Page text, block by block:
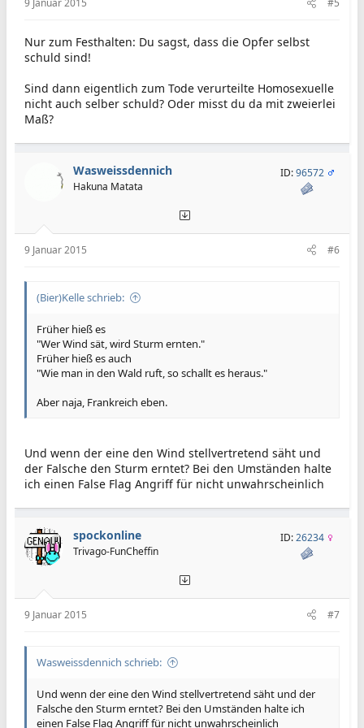
Das Magazin wollte sich nie den Mund verbieten lassen.
katholischen Kirche ausgetragen. 2006 druckte «Charlie
Hebdo» die hochumstrittenen dänischen Mohammed-
Karikaturen und legte selbst nach. Bereits im November
Sonderausgabe mit einem «Chefredakteur Mohammed» die
Redaktionsräume in Flammen aufgegangen.
Redaktionsleiter Charb sagte einmal im Interview: «Ich ziehe
dem ein islamistischer Terrorist mit einer umgehängten
Kalaschnikow auf dem Rücken zu sehen ist, der sagt: «Noch
immer kein Attentat in Frankreich, aber man hat ja noch
9 Januar 2015 #5
Nur zum Festhalten: Du sagst, dass die Opfer selbst
schuld sind!
Sind dann eigentlich zum Tode verurteilte Homosexuelle
nicht auch selber schuld? Oder misst du da mit zweierlei
Maß?
Wasweissdennich
Hakuna Matata
ID:96572
9 Januar 2015 #6
(Bier)Kelle schrieb:
Früher hieß es
"Wer Wind sät, wird Sturm ernten."
Früher hieß es auch
"Wie man in den Wald ruft, so schallt es heraus."
Aber naja, Frankreich eben.
Und wenn der eine den Wind stellvertretend säht und
der Falsche den Sturm erntet? Bei den Umständen halte
ich einen False Flag Angriff für nicht unwahrscheinlich
spockonline
Trivago-FunCheffin
ID:26234
9 Januar 2015 #7
Wasweissdennich schrieb:
Und wenn der eine den Wind stellvertretend säht und der
Falsche den Sturm erntet? Bei den Umständen halte ich
einen False Flag Angriff für nicht unwahrscheinlich